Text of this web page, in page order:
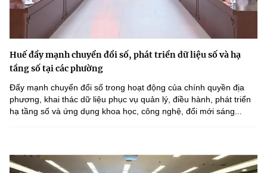
Huế đẩy mạnh chuyển đổi số, phát triển dữ liệu số và hạ
tầng số tại các phường
Đẩy mạnh chuyển đổi số trong hoạt động của chính quyền địa
phương, khai thác dữ liệu phục vụ quản lý, điều hành, phát triển
hạ tầng số và ứng dụng khoa học, công nghệ, đổi mới sáng...